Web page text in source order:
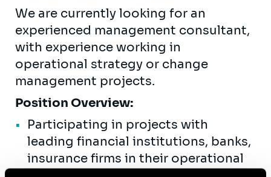
We are currently looking for an
experienced management consultant,
with experience working in
operational strategy or change
management projects.
Position Overview:
Participating in projects with
leading financial institutions, banks,
insurance firms in their operational